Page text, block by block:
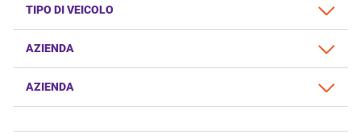
TIPO DI VEICOLO
AZIENDA
AZIENDA